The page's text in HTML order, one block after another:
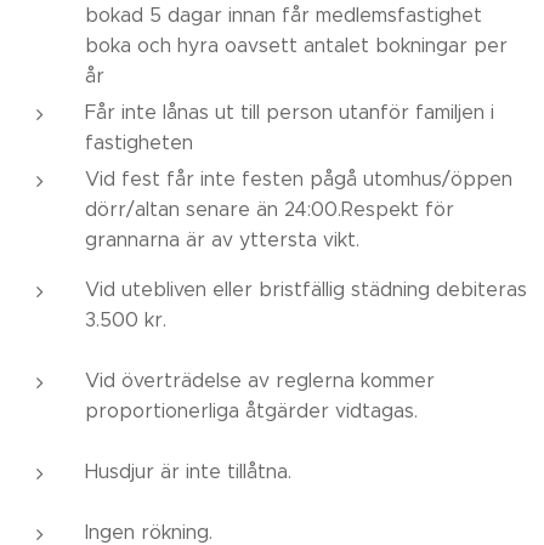
bokad 5 dagar innan får medlemsfastighet
boka och hyra oavsett antalet bokningar per
år
Får inte lånas ut till person utanför familjen i
fastigheten
Vid fest får inte festen pågå utomhus/öppen
dörr/altan senare än 24:00.Respekt för
grannarna är av yttersta vikt.
Vid utebliven eller bristfällig städning debiteras
3.500 kr.
Vid överträdelse av reglerna kommer
proportionerliga åtgärder vidtagas.
Husdjur är inte tillåtna.
Ingen rökning.